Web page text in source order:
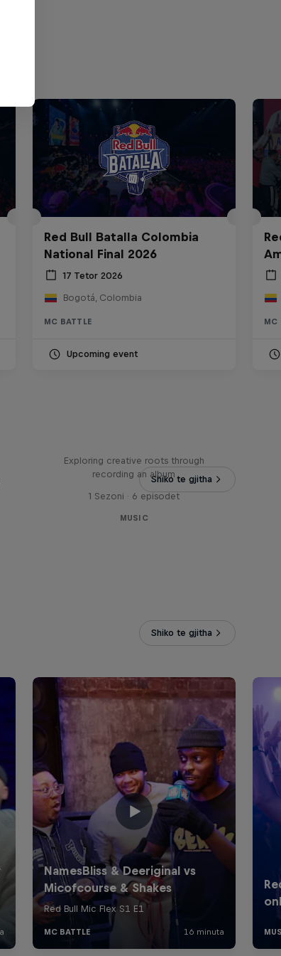
Red Bull Batalla Colombia
National Final 2026
17 Tetor 2026
Bogotá, Colombia
MC BATTLE
Upcoming event
MC
Shiko te gjitha
Exploring creative roots through
recording an album
1 Sezoni · 6 episodet
MUSIC
Shiko te gjitha